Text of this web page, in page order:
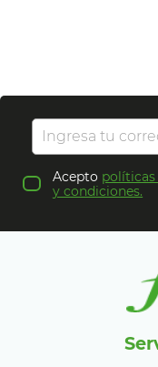
Acepto
y condiciones.